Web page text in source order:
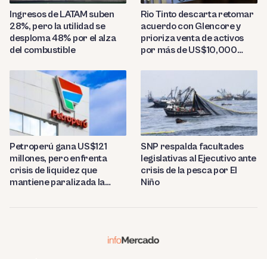
Ingresos de LATAM suben
28%, pero la utilidad se
desploma 48% por el alza
del combustible
Rio Tinto descarta retomar
acuerdo con Glencore y
prioriza venta de activos
por más de US$10,000
Petroperú gana US$121
millones, pero enfrenta
crisis de liquidez que
mantiene paralizada la
SNP respalda facultades
legislativas al Ejecutivo ante
crisis de la pesca por El
Niño